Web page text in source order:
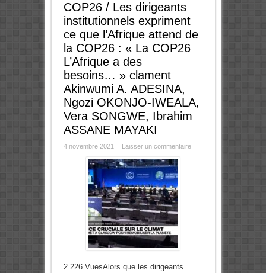
COP26 / Les dirigeants
institutionnels expriment
ce que l’Afrique attend de
la COP26 : « La COP26
L’Afrique a des
besoins… » clament
Akinwumi A. ADESINA,
Ngozi OKONJO-IWEALA,
Vera SONGWE, Ibrahim
ASSANE MAYAKI
4 novembre 2021 Laisser un commentaire
2 226 VuesAlors que les dirigeants